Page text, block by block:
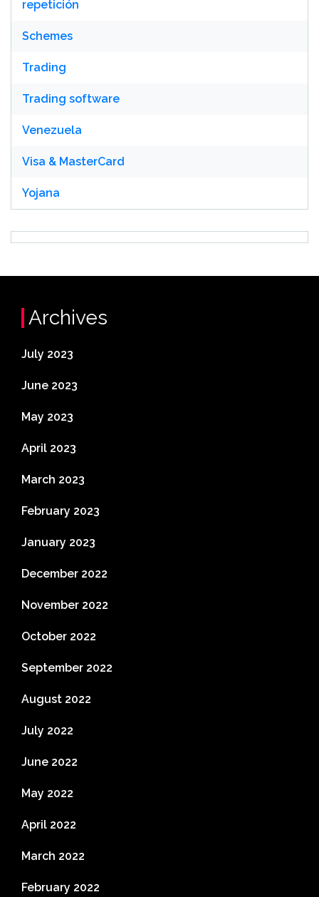
repetición
Schemes
Trading
Trading software
Venezuela
Visa & MasterCard
Yojana
Archives
July 2023
June 2023
May 2023
April 2023
March 2023
February 2023
January 2023
December 2022
November 2022
October 2022
September 2022
August 2022
July 2022
June 2022
May 2022
April 2022
March 2022
February 2022